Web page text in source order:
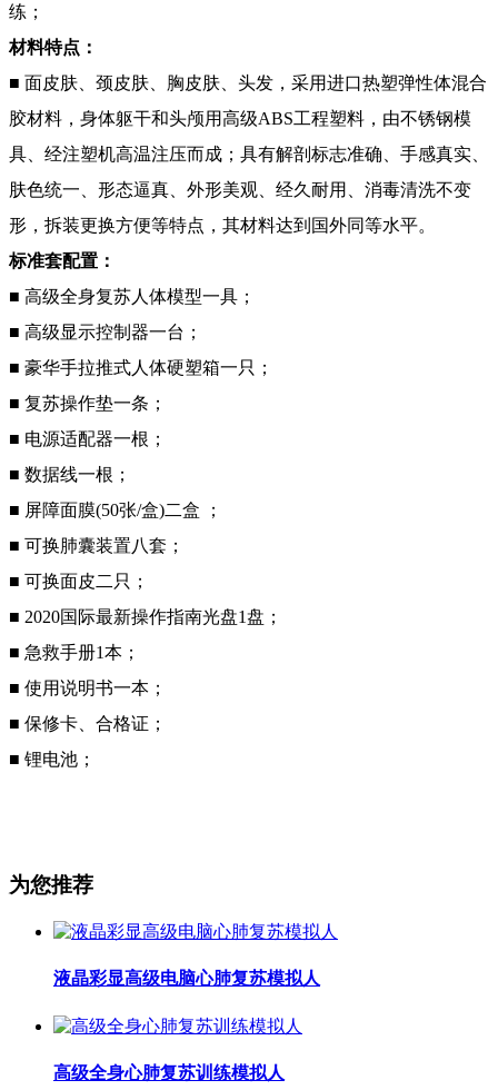
练；
材料特点：
■ 面皮肤、颈皮肤、胸皮肤、头发，采用进口热塑弹性体混合
胶材料，身体躯干和头颅用高级ABS工程塑料，由不锈钢模
具、经注塑机高温注压而成；具有解剖标志准确、手感真实、
肤色统一、形态逼真、外形美观、经久耐用、消毒清洗不变
形，拆装更换方便等特点，其材料达到国外同等水平。
标准套配置：
■ 高级全身复苏人体模型一具；
■ 高级显示控制器一台；
■ 豪华手拉推式人体硬塑箱一只；
■ 复苏操作垫一条；
■ 电源适配器一根；
■ 数据线一根；
■ 屏障面膜(50张/盒)二盒 ；
■ 可换肺囊装置八套；
■ 可换面皮二只；
■ 2020国际最新操作指南光盘1盘；
■ 急救手册1本；
■ 使用说明书一本；
■ 保修卡、合格证；
■ 锂电池 ；
为您推荐
液晶彩显高级电脑心肺复苏模拟人
高级全身心肺复苏训练模拟人